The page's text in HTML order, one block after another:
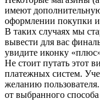
имеют
оформлении покупки и
В таких случаях мы
вывести для вас
увидите иконку
Не стоит путать этот
платежных систем.
желанию
от выбранного